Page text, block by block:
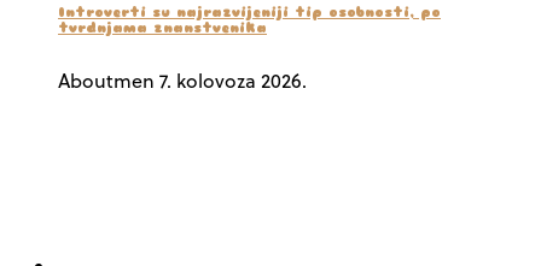
Introverti su najrazvijeniji tip osobnosti, po
tvrdnjama znanstvenika
Aboutmen 7. kolovoza 2026.